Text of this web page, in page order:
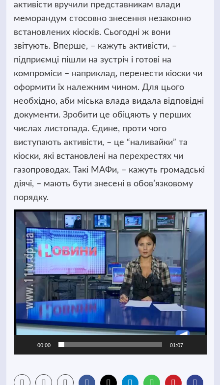
активісти вручили представникам влади
меморандум стосовно знесення незаконно
встановлених кіосків. Сьогодні ж вони
звітують. Вперше, – кажуть активісти, –
підприємці пішли на зустріч і готові на
компроміси – наприклад, перенести кіоски чи
оформити їх належним чином. Для цього
необхідно, аби міська влада видала відповідні
документи. Зробити це обіцяють у перших
числах листопада. Єдине, проти чого
виступають активісти, – це “наливайки” та
кіоски, які встановлені на перехрестях чи
газопроводах. Такі МАФи, – кажуть громадські
діячі, – мають бути знесені в обов’язковому
порядку.
Відеопрогравач
00:00 01:07